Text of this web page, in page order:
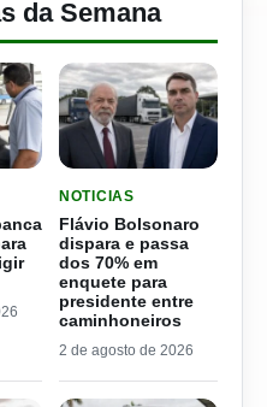
da Semana
NOTICIAS
Flávio Bolsonaro
dispara e passa
dos 70% em
enquete para
presidente entre
caminhoneiros
2 de agosto de 2026